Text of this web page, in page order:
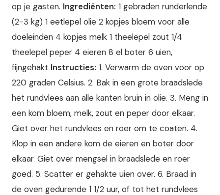
op je gasten. Ingrediënten: 1 gebraden runderlende
(2-3 kg) 1 eetlepel olie 2 kopjes bloem voor alle
doeleinden 4 kopjes melk 1 theelepel zout 1/4
theelepel peper 4 eieren 8 el boter 6 uien,
fijngehakt Instructies: 1. Verwarm de oven voor op
220 graden Celsius. 2. Bak in een grote braadslede
het rundvlees aan alle kanten bruin in olie. 3. Meng in
een kom bloem, melk, zout en peper door elkaar.
Giet over het rundvlees en roer om te coaten. 4.
Klop in een andere kom de eieren en boter door
elkaar. Giet over mengsel in braadslede en roer
goed. 5. Scatter er gehakte uien over. 6. Braad in
de oven gedurende 1 1/2 uur, of tot het rundvlees